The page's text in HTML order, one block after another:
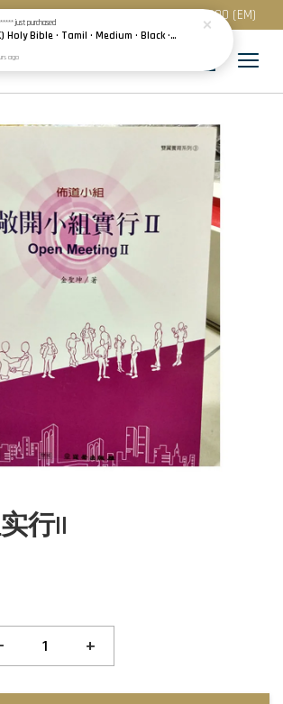
purchase above RM 200 (WM) / RM 300 (EM)
行II
- +
just purchased
(BK) Holy Bible · Tamil · Medium · Black · Plastic Cover · Red Edge · பரிசுத்த வேதாகமம்
ago